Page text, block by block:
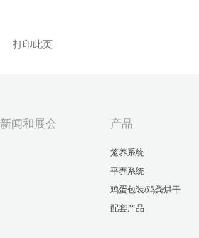
打印此页
新闻和展会 产品
笼养系统
平养系统
鸡蛋包装/鸡粪烘干
配套产品